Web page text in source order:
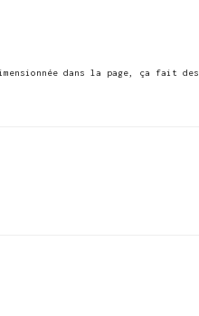
dans la page, ça fait des